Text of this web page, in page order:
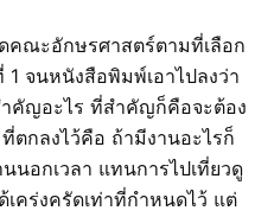
คณะอักษรศาสตร์ตามที่เลือก
จนหนังสือพิมพ์เอาไปลงว่า
คัญอะไร ที่สำคัญก็คือจะต้อง
ที่ตกลงไว้คือ ถ้ามีงานอะไรก็
นอกเวลา แทนการไปเที่ยวดู
เคร่งครัดเท่าที่กำหนดไว้ แต่